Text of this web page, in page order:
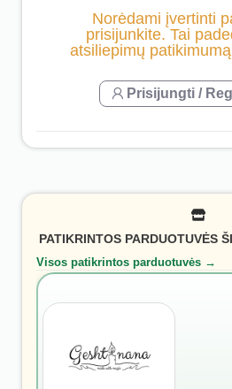
Norėdami įvertinti
prisijunkite. Tai
atsiliepimų
Prisijungti /
PATIKRINTOS PARDUOTUVĖS
Visos patikrintos parduotuvės →